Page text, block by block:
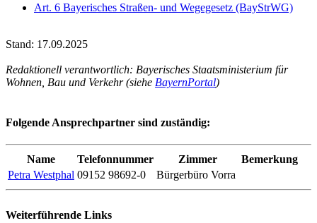
Art. 6 Bayerisches Straßen- und Wegegesetz (BayStrWG)
Stand: 17.09.2025
Redaktionell verantwortlich: Bayerisches Staatsministerium für
Wohnen, Bau und Verkehr (siehe BayernPortal)
Folgende Ansprechpartner sind zuständig:
Name Telefonnummer Zimmer
Bemerkung
Petra Westphal 09152 98692-0 Bürgerbüro Vorra
Weiterführende Links